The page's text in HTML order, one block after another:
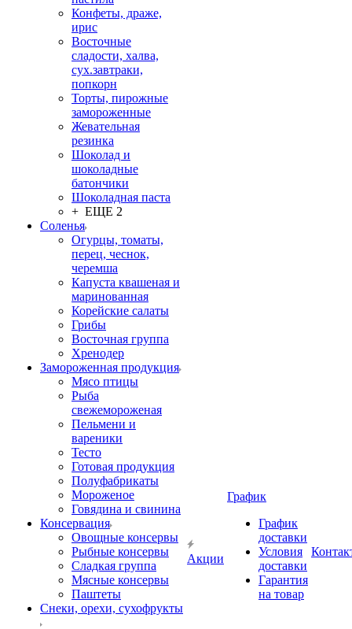
Конфеты, драже,
ирис
Восточные
сладости, халва,
сух.завтраки,
попкорн
Торты, пирожные
замороженные
Жевательная
резинка
Шоколад и
шоколадные
батончики
Шоколадная паста
+ ЕЩЕ 2
Соленья
Огурцы, томаты,
перец, чеснок,
черемша
Капуста квашеная и
маринованная
Корейские салаты
Грибы
Восточная группа
Хренодер
Замороженная продукция
Мясо птицы
Рыба
свежемороженая
Пельмени и
вареники
Тесто
Готовая продукция
Полуфабрикаты
Мороженое
Говядина и свинина
Консервация
Овощные консервы
Рыбные консервы
Сладкая группа
Мясные консервы
Паштеты
Снеки, орехи, сухофрукты
Акции
График
График
доставки
Условия
доставки
Гарантия
на товар